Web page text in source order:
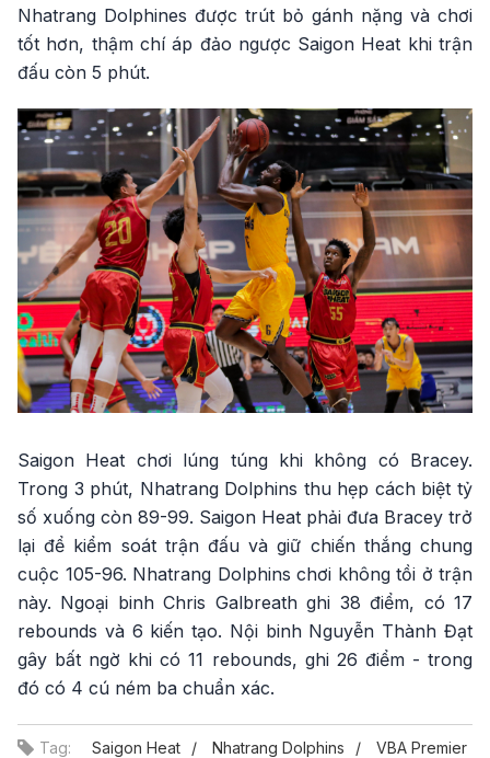
Nhatrang Dolphines được trút bỏ gánh nặng và chơi
tốt hơn, thậm chí áp đảo ngược Saigon Heat khi trận
đấu còn 5 phút.
Saigon Heat chơi lúng túng khi không có Bracey.
Trong 3 phút, Nhatrang Dolphins thu hẹp cách biệt tỷ
số xuống còn 89-99. Saigon Heat phải đưa Bracey trở
lại để kiểm soát trận đấu và giữ chiến thắng chung
cuộc 105-96. Nhatrang Dolphins chơi không tồi ở trận
này. Ngoại binh Chris Galbreath ghi 38 điểm, có 17
rebounds và 6 kiến tạo. Nội binh Nguyễn Thành Đạt
gây bất ngờ khi có 11 rebounds, ghi 26 điểm - trong
đó có 4 cú ném ba chuẩn xác.
Tag: Saigon Heat Nhatrang Dolphins
VBA Premier